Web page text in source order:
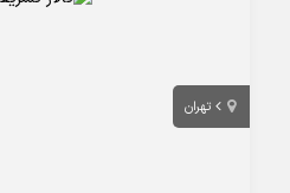
تهران